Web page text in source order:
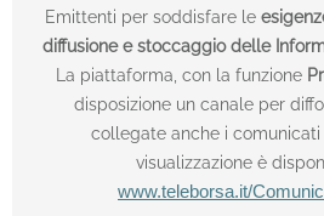
Emittenti per soddisfare le
diffusione e stoccaggio delle
La piattaforma, con la funzione
disposizione un canale per
collegate anche i
visualizzazione è
www.teleborsa.it/